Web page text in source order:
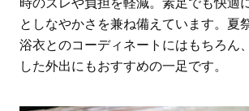
時のズレや負担を軽減。素足でも快適
としなやかさを兼ね備えています。夏
浴衣とのコーディネートにはもちろん
した外出にもおすすめの一足です。